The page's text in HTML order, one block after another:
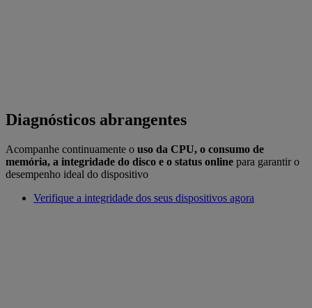
Diagnósticos abrangentes
Acompanhe continuamente o uso da CPU, o consumo de
memória, a integridade do disco e o status online para garantir o
desempenho ideal do dispositivo
Verifique a integridade dos seus dispositivos agora